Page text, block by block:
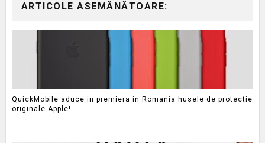
ARTICOLE ASEMĂNĂTOARE:
QuickMobile aduce in premiera in Romania husele de protectie
originale Apple!